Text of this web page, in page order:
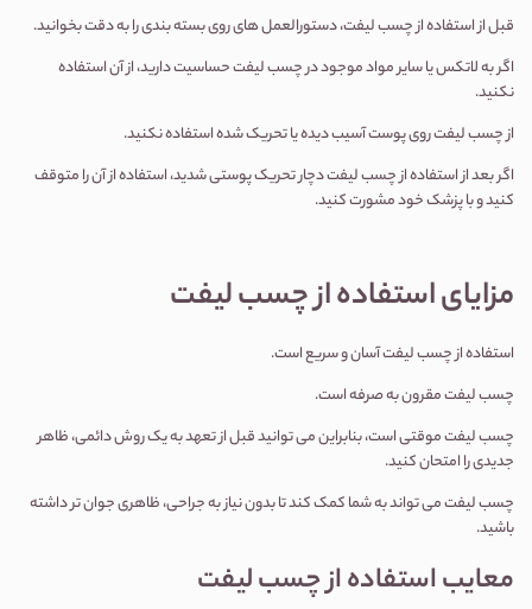
قبل از استفاده از چسب لیفت، دستورالعمل های روی بسته بندی را به دقت بخوانید.
اگر به لاتکس یا سایر مواد موجود در چسب لیفت حساسیت دارید، از آن استفاده
نکنید.
از چسب لیفت روی پوست آسیب دیده یا تحریک شده استفاده نکنید.
اگر بعد از استفاده از چسب لیفت دچار تحریک پوستی شدید، استفاده از آن را متوقف
کنید و با پزشک خود مشورت کنید.
مزایای استفاده از چسب لیفت
استفاده از چسب لیفت آسان و سریع است.
چسب لیفت مقرون به صرفه است.
چسب لیفت موقتی است، بنابراین می توانید قبل از تعهد به یک روش دائمی، ظاهر
جدیدی را امتحان کنید.
چسب لیفت می تواند به شما کمک کند تا بدون نیاز به جراحی، ظاهری جوان تر داشته
باشید.
معایب استفاده از چسب لیفت